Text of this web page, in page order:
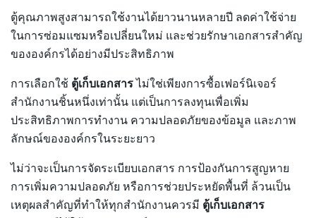
ตู้คุณภาพสูงสามารถใช้งานได้ยาวนานหลายปี ลดค่าใช้จ่าย
ในการซ่อมแซมหรือเปลี่ยนใหม่ และช่วยรักษาเอกสารสำคัญ
ขององค์กรได้อย่างมีประสิทธิภาพ
การเลือกใช้ ตู้เก็บเอกสารไม่ใช่เพียงการซื้อเฟอร์นิเจอร์
สำนักงานชิ้นหนึ่งเท่านั้น แต่เป็นการลงทุนเพื่อเพิ่ม
ประสิทธิภาพการทำงาน ความปลอดภัยของข้อมูล และภาพ
ลักษณ์ขององค์กรในระยะยาว
ไม่ว่าจะเป็นการจัดระเบียบเอกสาร การป้องกันการสูญหาย
การเพิ่มความปลอดภัย หรือการช่วยประหยัดพื้นที่ ล้วนเป็น
เหตุผลสำคัญที่ทำให้ทุกสำนักงานควรมี ตู้เก็บเอกสาร